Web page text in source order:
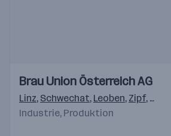
Videos
Einblicke
Einblicke
Brau Union Österreich AG
Linz, Schwechat, Leoben, Zipf, Graz
Industrie, Produktion